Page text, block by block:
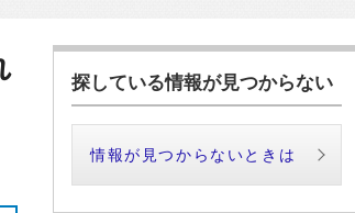
探している情報が見つからない
情報が見つからないときは